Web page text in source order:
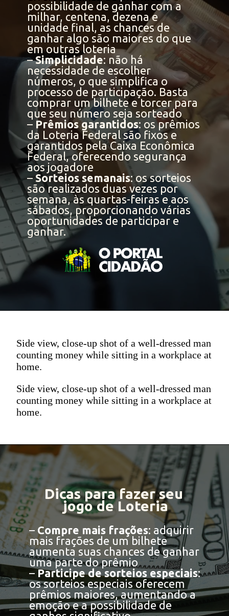
possibilidade de ganhar com a
milhar, centena, dezena e
unidade final, as chances de
ganhar algo são maiores do que
em outras loteria
–Simplicidade: não há
necessidade de escolher
números, o que simplifica o
processo de participação. Basta
comprar um bilhete e torcer para
que seu número seja sorteado
– Prêmios garantidos: os prêmios
da Loteria Federal são fixos e
garantidos pela Caixa Econômica
Federal, oferecendo segurança
aos jogadore
–Sorteios semanais: os sorteios
são realizados duas vezes por
semana, às quartas-feiras e aos
sábados, proporcionando várias
oportunidades de participar e
ganhar.
Side view, close-up shot of a well-dressed man
counting money while sitting in a workplace at
home.
Side view, close-up shot of a well-dressed man
counting money while sitting in a workplace at
home.
Dicas para fazer seu
jogo de Loteria
– Compre mais frações: adquirir
mais frações de um bilhete
aumenta suas chances de ganhar
uma parte do prêmio
–Participe de sorteios especiais:
os sorteios especiais oferecem
prêmios maiores, aumentando a
emoção e a possibilidade de